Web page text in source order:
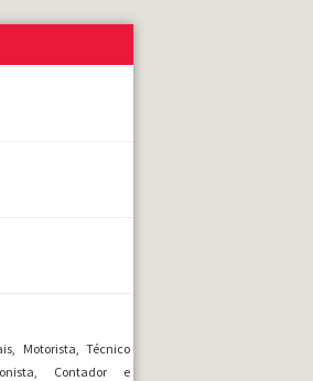
Motorista, Técnico
Contador e